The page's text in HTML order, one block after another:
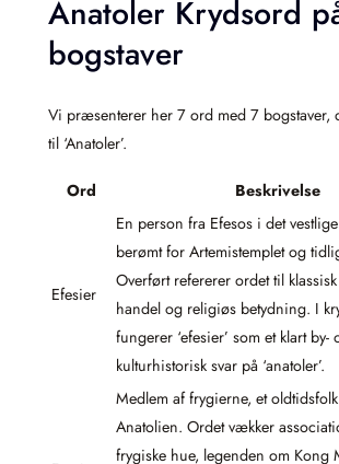
Anatoler Krydsord
bogstaver
Vi præsenterer her 7 ord med 7 bogstaver,
til ‘Anatoler’.
Ord Beskrivelse
Efesier
En person fra Efesos i det
berømt for Artemistemplet og
Overført refererer ordet til
handel og religiøs betydning. I
fungerer ‘efesier’ som et klart by-
kulturhistorisk svar på ‘anatoler’.
Medlem af frygierne, et
Anatolien. Ordet vækker
frygiske hue, legenden om Kong